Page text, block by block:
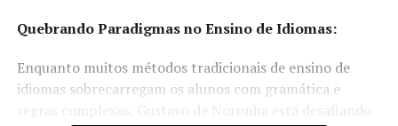
Quebrando Paradigmas no Ensino de Idiomas:
Enquanto muitos métodos tradicionais de ensino de
idiomas sobrecarregam os alunos com gramática e